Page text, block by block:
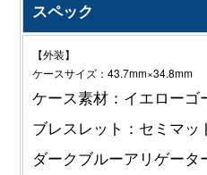
スペック
【外装】
ケースサイズ：43.7mm×34.8mm
ケース素材：イエローゴ
ブレスレット：セミマッ
ダークブルーアリゲータ